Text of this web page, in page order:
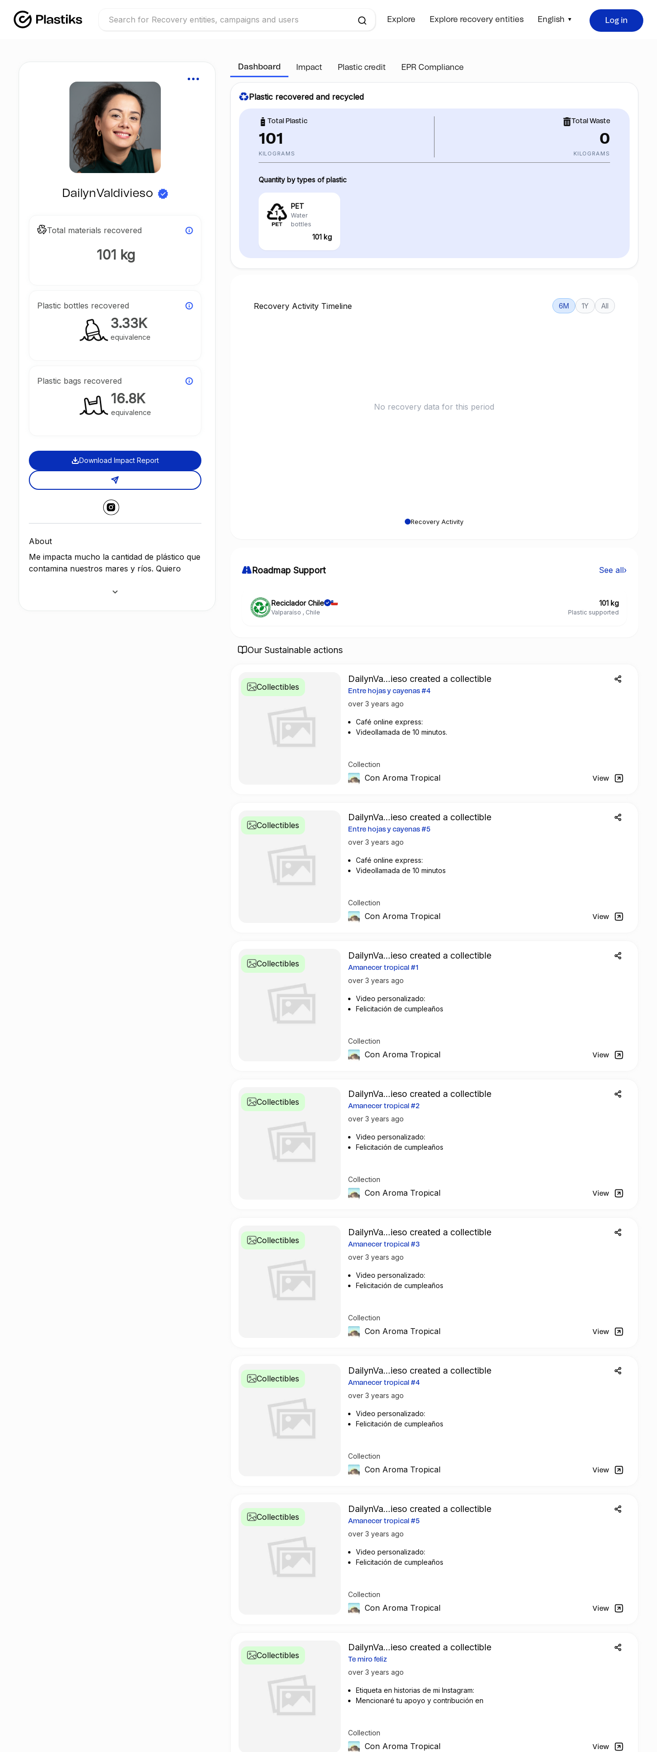
Explore Explore recovery entities English Log in
DailynValdivieso
Total materials recovered
101 kg
Plastic bottles recovered
3.33K
equivalence
Plastic bags recovered
16.8K
equivalence
Download Impact Report
About
Me impacta mucho la cantidad de plástico que
contamina nuestros mares y ríos. Quiero
y apoyar a los recuperadores de desechos
Dashboard Impact Plastic credit EPR Compliance
Plastic recovered and recycled
Total Plastic
101
KILOGRAMS
Total Waste
0
KILOGRAMS
Quantity by types of plastic
PET
Water
bottles
101 kg
Recovery Activity Timeline 6M 1Y All
No recovery data for this period
Recovery Activity
Roadmap Support See all›
Reciclador Chile
Valparaíso , Chile
101 kg
Plastic supported
Our Sustainable actions
Collectibles
DailynVa...ieso created a collectible
Entre hojas y cayenas #4
over 3 years ago
Café online express:
Videollamada de 10 minutos.
Collection
Con Aroma Tropical View
Collectibles
DailynVa...ieso created a collectible
Entre hojas y cayenas #5
over 3 years ago
Café online express:
Videollamada de 10 minutos
Collection
Con Aroma Tropical View
Collectibles
DailynVa...ieso created a collectible
Amanecer tropical #1
over 3 years ago
Video personalizado:
Felicitación de cumpleaños
Collection
Con Aroma Tropical View
Collectibles
DailynVa...ieso created a collectible
Amanecer tropical #2
over 3 years ago
Video personalizado:
Felicitación de cumpleaños
Collection
Con Aroma Tropical View
Collectibles
DailynVa...ieso created a collectible
Amanecer tropical #3
over 3 years ago
Video personalizado:
Felicitación de cumpleaños
Collection
Con Aroma Tropical View
Collectibles
DailynVa...ieso created a collectible
Amanecer tropical #4
over 3 years ago
Video personalizado:
Felicitación de cumpleaños
Collection
Con Aroma Tropical View
Collectibles
DailynVa...ieso created a collectible
Amanecer tropical #5
over 3 years ago
Video personalizado:
Felicitación de cumpleaños
Collection
Con Aroma Tropical View
Collectibles
DailynVa...ieso created a collectible
Te miro feliz
over 3 years ago
Etiqueta en historias de mi Instagram:
Mencionaré tu apoyo y contribución en
Collection
Con Aroma Tropical View